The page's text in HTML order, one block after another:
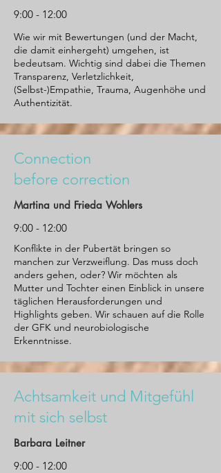
9:00 - 12:00
Wie wir mit Bewertungen (und der Macht,
die damit einhergeht) umgehen, ist
bedeutsam. Wichtig sind dabei die Themen
Transparenz, Verletzlichkeit,
(Selbst-)Empathie, Trauma, Augenhöhe und
Authentizität.
Connection
before correction
Martina und Frieda Wohlers
9:00 - 12:00
Konflikte in der Pubertät bringen so
manchen zur Verzweiflung. Das muss doch
anders gehen, oder? Wir möchten als
Mutter und Tochter einen Einblick in unsere
täglichen Herausforderungen und
Highlights geben. Wir schauen auf die Rolle
der GFK und neurobiologische
Erkenntnisse.
Achtsamkeit und Mitgefühl
mit sich selbst
Barbara Leitner
9:00 - 12:00